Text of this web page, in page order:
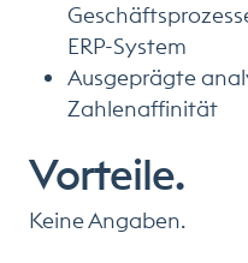
ERP-System
Ausgeprägte
Zahlenaffinität
Vorteile.
Keine Angaben.